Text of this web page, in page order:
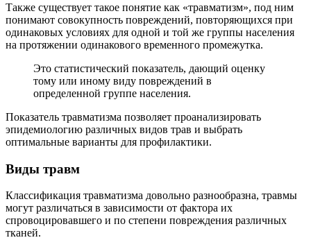
Также существует такое понятие как «травматизм», под ним
понимают совокупность повреждений, повторяющихся при
одинаковых условиях для одной и той же группы населения
на протяжении одинакового временного промежутка.
Это статистический показатель, дающий оценку
тому или иному виду повреждений в
определенной группе населения.
Показатель травматизма позволяет проанализировать
эпидемиологию различных видов трав и выбрать
оптимальные варианты для профилактики.
Виды травм
Классификация травматизма довольно разнообразна, травмы
могут различаться в зависимости от фактора их
спровоцировавшего и по степени повреждения различных
тканей.